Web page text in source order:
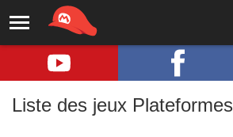
Liste des jeux Plateformes